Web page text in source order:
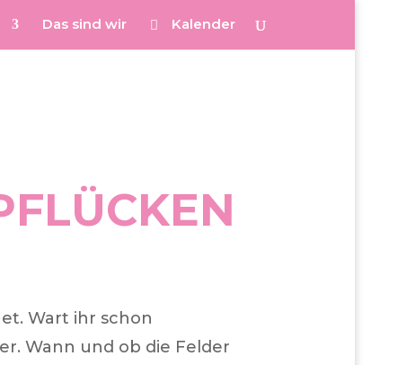
Das sind wir Kalender
Wart ihr schon
Wann und ob die Felder